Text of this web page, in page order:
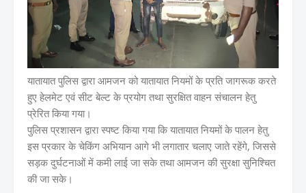
यातायात पुलिस द्वारा आमजन को यातायात नियमों के प्रति जागरूक करते
हुए हेलमेट एवं सीट बेल्ट के प्रयोग तथा सुरक्षित वाहन संचालन हेतु
प्रेरित किया गया।
पुलिस प्रशासन द्वारा स्पष्ट किया गया कि यातायात नियमों के पालन हेतु
इस प्रकार के चेकिंग अभियान आगे भी लगातार चलाए जाते रहेंगे, जिससे
सड़क दुर्घटनाओं में कमी लाई जा सके तथा आमजन की सुरक्षा सुनिश्चित
की जा सके।